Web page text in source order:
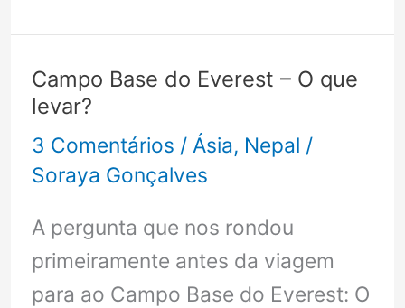
Camp
–
Nossa
experiência
Campo Base do Everest – O que
levar?
3 Comentários /Ásia, Nepal /
Soraya Gonçalves
A pergunta que nos rondou
primeiramente antes da viagem
para ao Campo Base do Everest: O